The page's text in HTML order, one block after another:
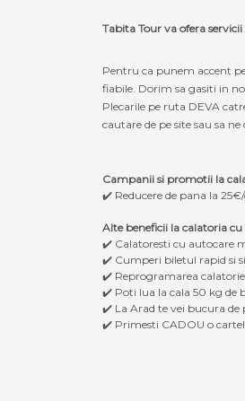
Tabita Tour va ofera
Pentru ca punem accent
fiabile. Dorim sa gasiti in
Plecarile pe ruta DEVA
cautare de pe site sau sa ne
Campanii si promotii la
✔️ Reducere de pana la
Alte beneficii la calatoria
✔️ Calatoresti cu autocare
✔️ Cumperi biletul rapid si
✔️ Reprogramarea
✔️ Poti lua la cala 50 kg de
✔️ La Arad te vei bucura de
✔️ Primesti CADOU o